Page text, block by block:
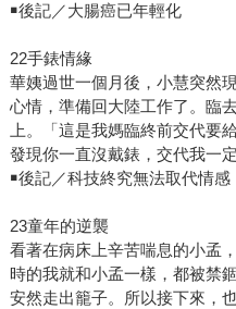
￭後記／大腸癌已年輕化
22手錶情緣
華姨過世一個月後，小慧突然
心情，準備回大陸工作了。臨
上。「這是我媽臨終前交代要
發現你一直沒戴錶，交代我一
￭後記／科技終究無法取代情感
23童年的逆襲
看著在病床上辛苦喘息的小孟
時的我就和小孟一樣，都被禁
安然走出籠子。所以接下來，